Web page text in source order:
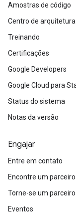
Amostras de código
Centro de arquitetura
Treinando
Certificações
Google Developers
Google Cloud para
Status do sistema
Notas da versão
Engajar
Entre em contato
Encontre um parceiro
Torne-se um parceiro
Eventos